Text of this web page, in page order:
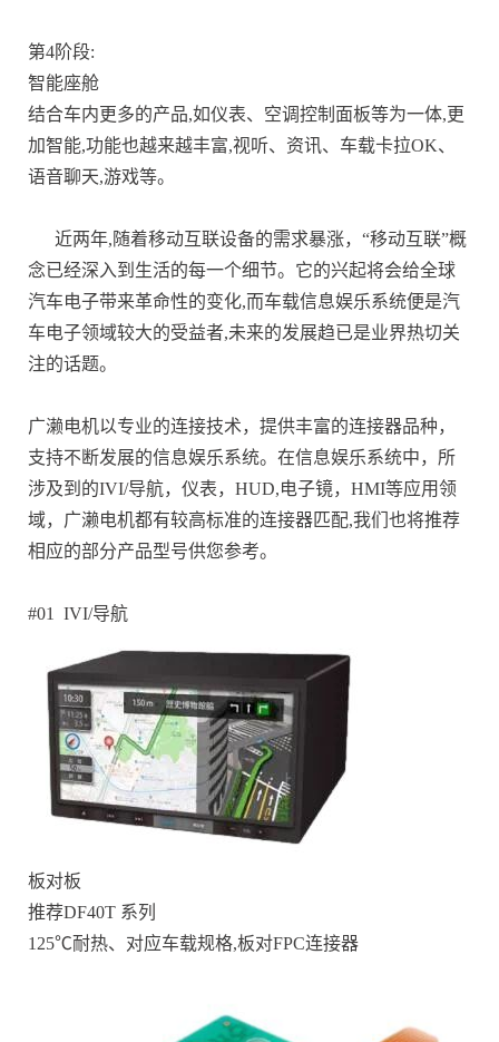
第4阶段:
智能座舱
结合车内更多的产品,如仪表、空调控制面板等为一体,更
加智能,功能也越来越丰富,视听、资讯、车载卡拉OK、
语音聊天,游戏等。
近两年,随着移动互联设备的需求暴涨，“移动互联”概
念已经深入到生活的每一个细节。它的兴起将会给全球
汽车电子带来革命性的变化,而车载信息娱乐系统便是汽
车电子领域较大的受益者,未来的发展趋已是业界热切关
注的话题。
广濑电机以专业的连接技术，提供丰富的连接器品种，
支持不断发展的信息娱乐系统。在信息娱乐系统中，所
涉及到的IVI/导航，仪表，HUD,电子镜，HMI等应用领
域，广濑电机都有较高标准的连接器匹配,我们也将推荐
相应的部分产品型号供您参考。
#01 IVI/导航
板对板
推荐DF40T 系列
125℃耐热、对应车载规格,板对FPC连接器